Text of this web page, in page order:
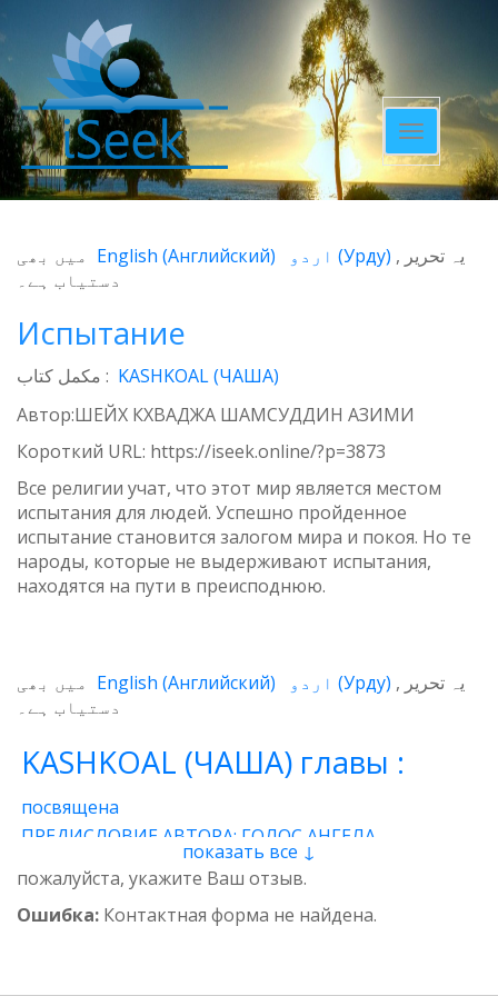
Toggle
navigation
یہ تحریر (Урду)
English (Английский)
میں بھی
دستیاب ہے۔
Испытание
مکمل کتاب : KASHKOAL (ЧАША)
Автор:ШЕЙХ КХВАДЖА ШАМСУДДИН АЗИМИ
Короткий URL: https://iseek.online/?p=3873
Все религии учат, что этот мир является местом
испытания для людей. Успешно пройденное
испытание становится залогом мира и покоя. Но те
народы, которые не выдерживают испытания,
находятся на пути в преисподнюю.
یہ تحریر (Урду)
English (Английский)
میں بھی
دستیاب ہے۔
KASHKOAL (ЧАША) главы :
посвящена
ПРЕДИСЛОВИЕ АВТОРА: ГОЛОС АНГЕЛА
1 - Энергия
2 - Атом 3 - Восток и Запад
4 - Пространственные нити
5 - Звучащая глина
6 - Итог 7 - Качества
8 - وجدان
показать все ↓
пожалуйста, укажите Ваш отзыв.
Ошибка: Контактная форма не найдена.